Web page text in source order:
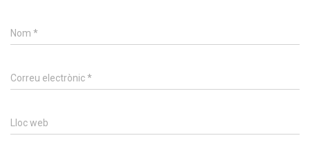
Nom *
Correu electrònic*
Lloc web